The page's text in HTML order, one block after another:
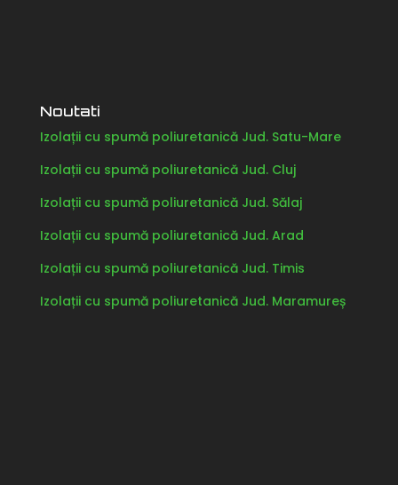
Noutati
Izolații cu spumă poliuretanică Jud. Satu-Mare
Izolații cu spumă poliuretanică Jud. Cluj
Izolații cu spumă poliuretanică Jud. Sălaj
Izolații cu spumă poliuretanică Jud. Arad
Izolații cu spumă poliuretanică Jud. Timis
Izolații cu spumă poliuretanică Jud. Maramureș